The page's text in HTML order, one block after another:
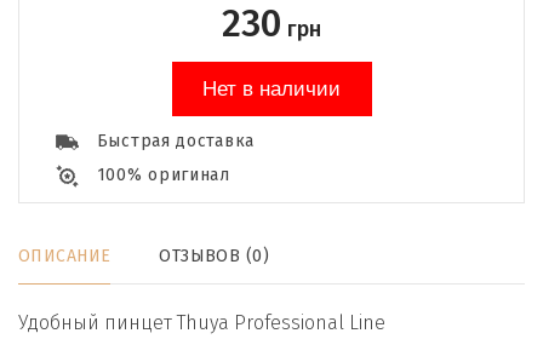
230 грн
Нет в наличии
Быстрая доставка
100% оригинал
ОПИСАНИЕ ОТЗЫВОВ (0)
Удобный пинцет Thuya Professional Line